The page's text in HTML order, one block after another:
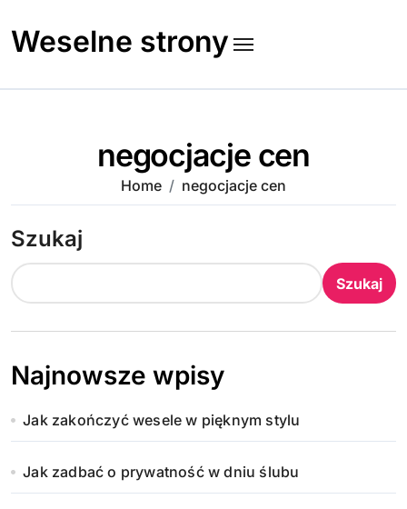
to
content
Weselne strony
negocjacje cen
Home negocjacje cen
Szukaj
Szukaj
Najnowsze wpisy
Jak zakończyć wesele w pięknym stylu
Jak zadbać o prywatność w dniu ślubu